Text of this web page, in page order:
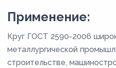
Применение:
Круг ГОСТ 2590-2006
металлургической
строительстве,